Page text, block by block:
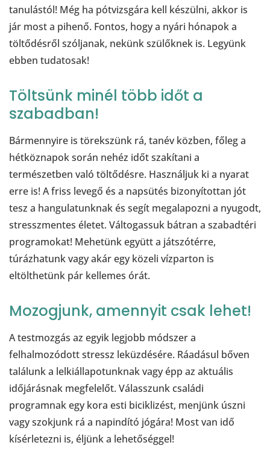
tanulástól! Még ha pótvizsgára kell készülni, akkor is
jár most a pihenő. Fontos, hogy a nyári hónapok a
töltődésről szóljanak, nekünk szülőknek is. Legyünk
ebben tudatosak!
Töltsünk minél több időt a
szabadban!
Bármennyire is törekszünk rá, tanév közben, főleg a
hétköznapok során nehéz időt szakítani a
természetben való töltődésre. Használjuk ki a nyarat
erre is! A friss levegő és a napsütés bizonyítottan jót
tesz a hangulatunknak és segít megalapozni a nyugodt,
stresszmentes életet. Váltogassuk bátran a szabadtéri
programokat! Mehetünk együtt a játszótérre,
túrázhatunk vagy akár egy közeli vízparton is
eltölthetünk pár kellemes órát.
Mozogjunk, amennyit csak lehet!
A testmozgás az egyik legjobb módszer a
felhalmozódott stressz leküzdésére. Ráadásul bőven
találunk a lelkiállapotunknak vagy épp az aktuális
időjárásnak megfelelőt. Válasszunk családi
programnak egy kora esti biciklizést, menjünk úszni
vagy szokjunk rá a napindító jógára! Most van idő
kísérletezni is, éljünk a lehetőséggel!